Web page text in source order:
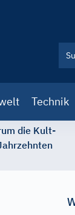
Technik
die Kult-